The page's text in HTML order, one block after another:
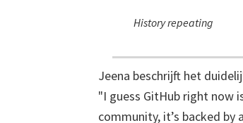
History repeating
Jeena beschrijft het
"I guess GitHub right now
community, it’s backed